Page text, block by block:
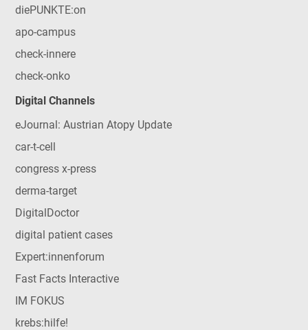
diePUNKTE:on
apo-campus
check-innere
check-onko
Digital Channels
eJournal: Austrian Atopy Update
car-t-cell
congress x-press
derma-target
DigitalDoctor
digital patient cases
Expert:innenforum
Fast Facts Interactive
IM FOKUS
krebs:hilfe!